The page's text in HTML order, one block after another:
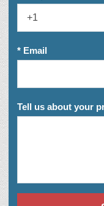
* Email
Tell us about your